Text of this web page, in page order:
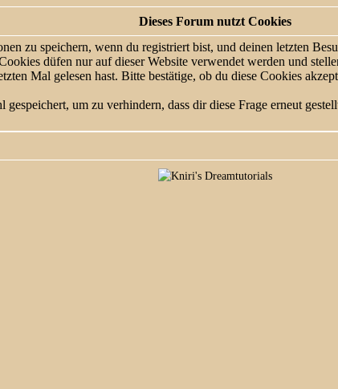
Dieses Forum nutzt Cookies
zu speichern, wenn du registriert bist, und deinen letzten
düfen nur auf dieser Website verwendet werden und
Mal gelesen hast. Bitte bestätige, ob du diese Cookies
um zu verhindern, dass dir diese Frage erneut